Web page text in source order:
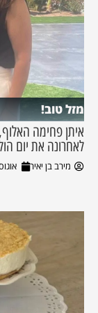
מזל טוב!
איתן פחימה
לאחרונה את יום
מירב בן יאיר אוגוסט